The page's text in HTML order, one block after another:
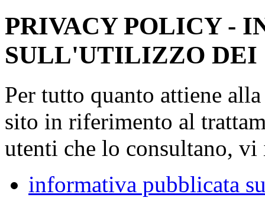
PRIVACY POLICY -
SULL'UTILIZZO DEI
Per tutto quanto attiene
sito in riferimento al
utenti che lo consultano,
informativa pubblicata